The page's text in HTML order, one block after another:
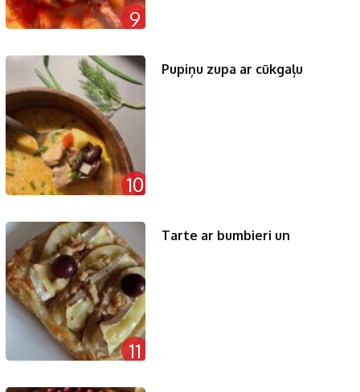
9
10
Pupiņu zupa ar cūkgaļu
11
Tarte ar bumbieri un